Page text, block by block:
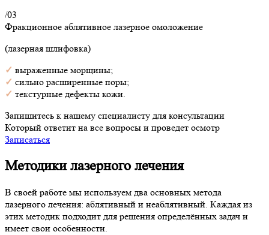
/03
Фракционное аблятивное лазерное омоложение
(лазерная шлифовка)
✓ выраженные морщины;
✓ сильно расширенные поры;
✓ текстурные дефекты кожи.
Запишитесь к нашему специалисту для консультации
Который ответит на все вопросы и проведет осмотр
Записаться
Методики лазерного лечения
В своей работе мы используем два основных метода
лазерного лечения: аблятивный и неаблятивный. Каждая из
этих методик подходит для решения определённых задач и
имеет свои особенности.